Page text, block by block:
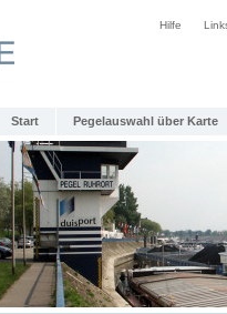
Hilfe
Start Pegelauswahl über Karte